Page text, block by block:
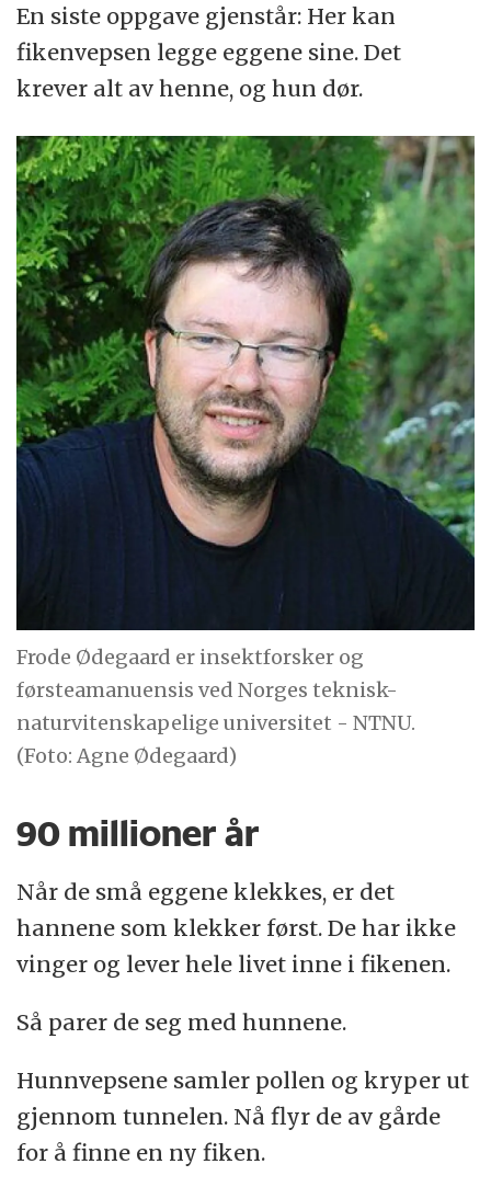
En siste oppgave gjenstår: Her kan
fikenvepsen legge eggene sine. Det
krever alt av henne, og hun dør.
Frode Ødegaard er insektforsker og
førsteamanuensis ved Norges teknisk-
naturvitenskapelige universitet - NTNU.
(Foto: Agne Ødegaard)
90 millioner år
Når de små eggene klekkes, er det
hannene som klekker først. De har ikke
vinger og lever hele livet inne i fikenen.
Så parer de seg med hunnene.
Hunnvepsene samler pollen og kryper ut
gjennom tunnelen. Nå flyr de av gårde
for å finne en ny fiken.